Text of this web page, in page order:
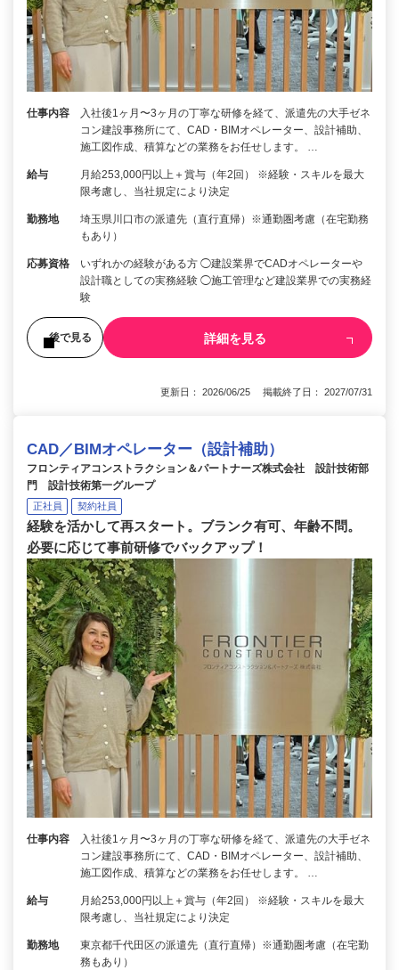
仕事内容
入社後1ヶ月〜3ヶ月の丁寧な研修を経て、派遣先の大手ゼネ
コン建設事務所にて、CAD・BIMオペレーター、設計補助、
施工図作成、積算などの業務をお任せします。 …
給与
月給253,000円以上＋賞与（年2回） ※経験・スキルを最大
限考慮し、当社規定により決定
勤務地
埼玉県川口市の派遣先（直行直帰）※通勤圏考慮（在宅勤務
もあり）
応募資格
いずれかの経験がある方 ◯建設業界でCADオペレーターや
設計職としての実務経験 ◯施工管理など建設業界での実務経
験
後で見る 詳細を見る
更新日： 2026/06/25 掲載終了日： 2027/07/31
CAD／BIMオペレーター（設計補助）
フロンティアコンストラクション＆パートナーズ株式会社 設計技術部
門 設計技術第一グループ
正社員 契約社員
経験を活かして再スタート。ブランク有可、年齢不問。
必要に応じて事前研修でバックアップ！
仕事内容
入社後1ヶ月〜3ヶ月の丁寧な研修を経て、派遣先の大手ゼネ
コン建設事務所にて、CAD・BIMオペレーター、設計補助、
施工図作成、積算などの業務をお任せします。 …
給与
月給253,000円以上＋賞与（年2回） ※経験・スキルを最大
限考慮し、当社規定により決定
勤務地
東京都千代田区の派遣先（直行直帰）※通勤圏考慮（在宅勤
務もあり）